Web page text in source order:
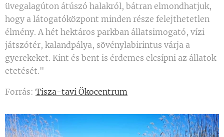
üvegalagúton átúszó halakról, bátran elmondhatjuk,
hogy a látogatóközpont minden része felejthetetlen
élmény. A hét hektáros parkban állatsimogató, vízi
játszótér, kalandpálya, sövénylabirintus várja a
gyerekeket. Kint és bent is érdemes elcsípni az állatok
etetését."
Forrás: Tisza-tavi Ökocentrum